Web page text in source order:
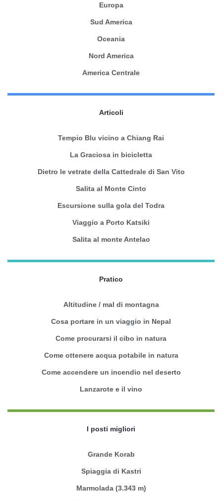
Europa
Sud America
Oceania
Nord America
America Centrale
Articoli
Tempio Blu vicino a Chiang Rai
La Graciosa in bicicletta
Dietro le vetrate della Cattedrale di San Vito
Salita al Monte Cinto
Escursione sulla gola del Todra
Viaggio a Porto Katsiki
Salita al monte Antelao
Pratico
Altitudine / mal di montagna
Cosa portare in un viaggio in Nepal
Come procurarsi il cibo in natura
Come ottenere acqua potabile in natura
Come accendere un incendio nel deserto
Lanzarote e il vino
I posti migliori
Grande Korab
Spiaggia di Kastri
Marmolada (3.343 m)